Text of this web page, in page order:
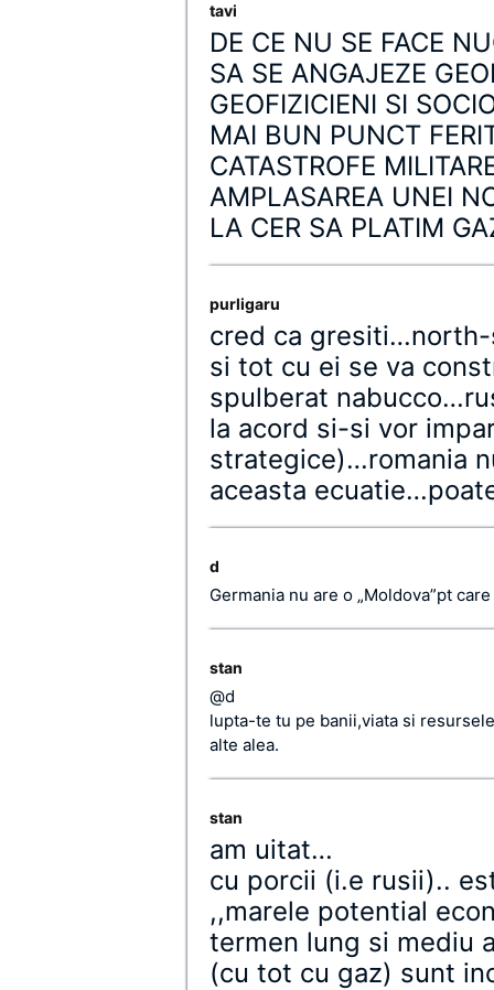
tavi
DE CE NU SE FACE
SA SE ANGAJEZE
GEOFIZICIENI SI
MAI BUN PUNCT
CATASTROFE
AMPLASAREA UNEI
LA CER SA PLATIM
purligaru
cred ca
si tot cu ei se va
spulberat
la acord si-si vor
strategice)…romania
aceasta
d
Germania nu are o „Moldova”pt
stan
@d
lupta-te tu pe banii,viata si
alte alea.
stan
am uitat…
cu porcii (i.e rusii)..
,,marele potential
termen lung si mediu
(cu tot cu gaz) sunt